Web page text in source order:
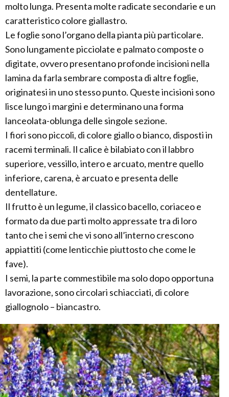
molto lunga. Presenta molte radicate secondarie e un
caratteristico colore giallastro.
Le foglie sono l’organo della pianta più particolare.
Sono lungamente picciolate e palmato composte o
digitate, ovvero presentano profonde incisioni nella
lamina da farla sembrare composta di altre foglie,
originatesi in uno stesso punto. Queste incisioni sono
lisce lungo i margini e determinano una forma
lanceolata-oblunga delle singole sezione.
I fiori sono piccoli, di colore giallo o bianco, disposti in
racemi terminali. Il calice è bilabiato con il labbro
superiore, vessillo, intero e arcuato, mentre quello
inferiore, carena, è arcuato e presenta delle
dentellature.
Il frutto è un legume, il classico bacello, coriaceo e
formato da due parti molto appressate tra di loro
tanto che i semi che vi sono all’interno crescono
appiattiti (come lenticchie piuttosto che come le
fave).
I semi, la parte commestibile ma solo dopo opportuna
lavorazione, sono circolari schiacciati, di colore
giallognolo – biancastro.